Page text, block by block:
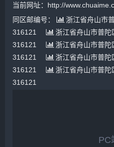
当前网址：http://
同区邮编号：
浙江省舟山市
316121
浙江省舟山市普陀
316121
浙江省舟山市普陀
316121
浙江省舟山市普陀
316121
浙江省舟山市普陀
316121
PC